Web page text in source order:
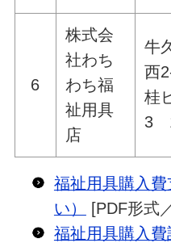
6
株式会
社わち
わち福
祉用具
店
牛
西
桂
3
福祉用具購入
い）
[PDF形式
福祉用具購入費